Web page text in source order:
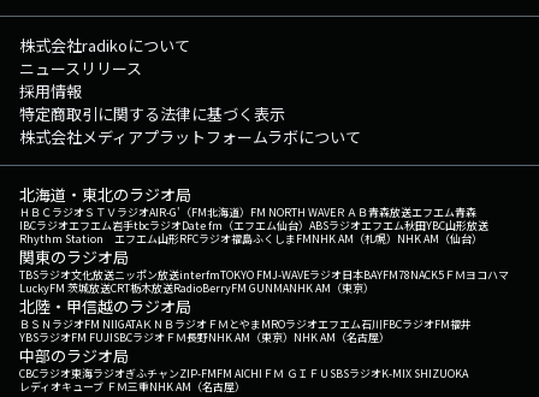
株式会社radikoについて
ニュースリリース
採用情報
特定商取引に関する法律に基づく表示
株式会社メディアプラットフォームラボについて
北海道・東北のラジオ局
ＨＢＣラジオＳＴＶラジオAIR-G'（FM北海道） FM NORTH WAVEＲＡＢ青森放送エフエム青森
IBCラジオエフエム岩手tbcラジオDate fm（エフエム仙台） ABSラジオエフエム秋田YBC山形放送
Rhythm Station エフエム山形RFCラジオ福島ふくしまFMNHK AM（札幌） NHK AM（仙台）
関東のラジオ局
TBSラジオ文化放送ニッポン放送interfmTOKYO FMJ-WAVEラジオ日本BAYFM78NACK5 ＦＭヨコハマ
LuckyFM 茨城放送CRT栃木放送RadioBerryFM GUNMANHK AM（東京）
北陸・甲信越のラジオ局
ＢＳＮラジオFM NIIGATAＫＮＢラジオ ＦＭとやまMROラジオエフエム石川FBCラジオFM福井
YBSラジオFM FUJISBCラジオ ＦＭ長野NHK AM（東京） NHK AM（名古屋）
中部のラジオ局
CBCラジオ東海ラジオぎふチャンZIP-FMFM AICHI ＦＭ ＧＩＦＵ SBSラジオK-MIX SHIZUOKA
レディオキューブ ＦＭ三重NHK AM（名古屋）